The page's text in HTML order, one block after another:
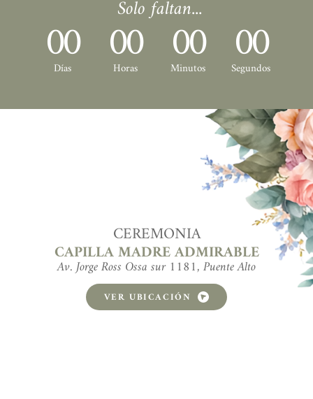
Solo faltan...
00
Días 00
Horas 00
Minutos 00
Segundos
CEREMONIA
CAPILLA MADRE ADMIRABLE
Av. Jorge Ross Ossa sur 1181, Puente Alto
VER UBICACIÓN